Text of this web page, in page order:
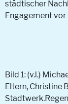
städtischer
Engagement vor
Bild 1: (v.l.)
Eltern, Christine